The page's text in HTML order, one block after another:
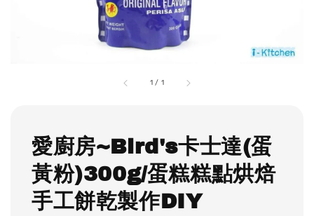
1 / 1
愛廚房~Bird's卡士達(蛋
黃粉)300g/蛋糕糕點烘焙
手工餅乾製作DIY